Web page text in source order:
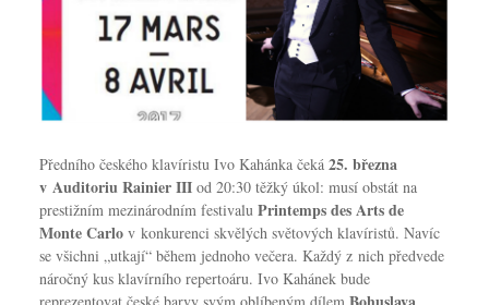
Předního českého klavíristu Ivo Kahánka čeká 25. března
v Auditoriu Rainier IIIod 20:30 těžký úkol: musí obstát na
prestižním mezinárodním festivalu Printemps des Arts de
Monte Carlov konkurenci skvělých světových klavíristů. Navíc
se všichni „utkají“ během jednoho večera. Každý z nich předvede
náročný kus klavírního repertoáru. Ivo Kahánek bude